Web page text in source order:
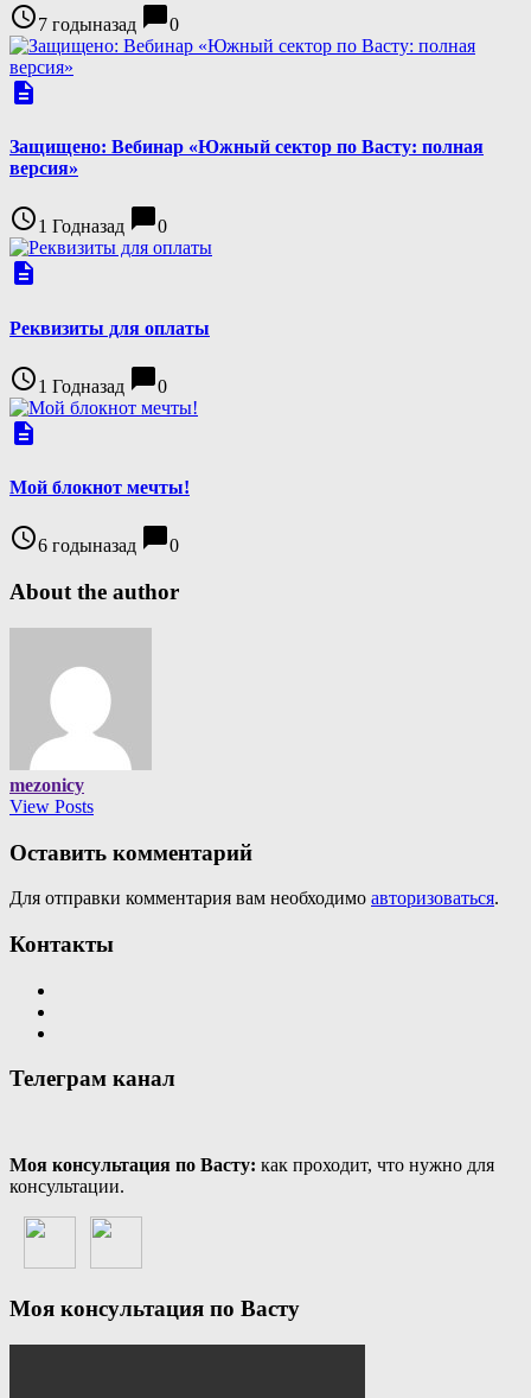
access_time7 годыназад chat_bubble0
description
Защищено: Вебинар «Южный сектор по Васту: полная
версия»
access_time1 Годназад chat_bubble0
description
Реквизиты для оплаты
access_time1 Годназад chat_bubble0
description
Мой блокнот мечты!
access_time6 годыназад chat_bubble0
About the author
mezonicy
View Posts
Оставить комментарий
Для отправки комментария вам необходимо авторизоваться.
Контакты
Телеграм канал
Моя консультация по Васту: как проходит, что нужно для
консультации.
Моя консультация по Васту